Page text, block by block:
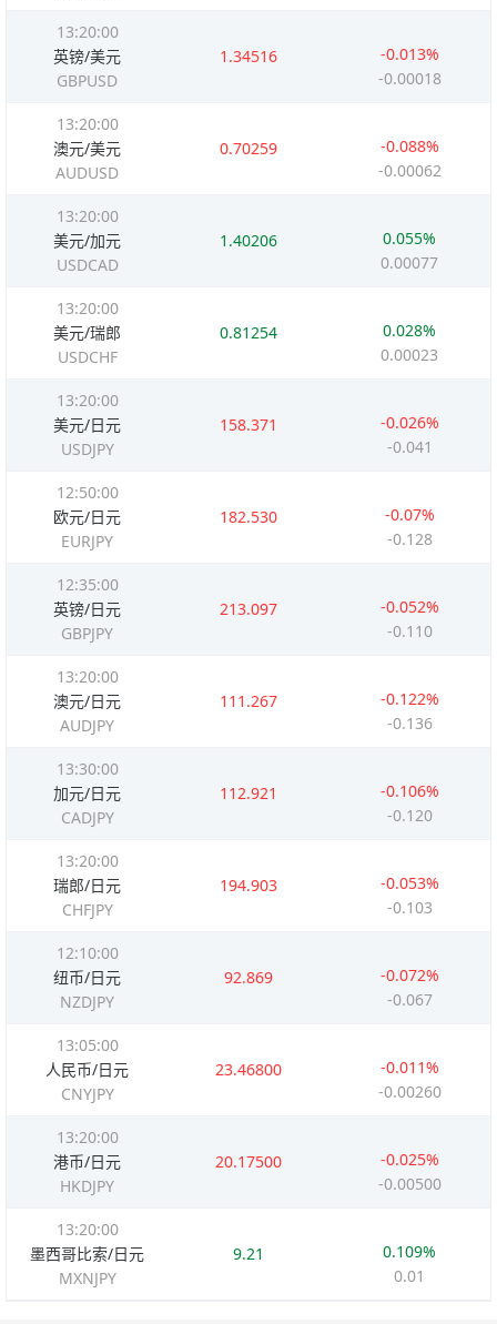
13:20:00
英镑/美元
GBPUSD
1.34516
-0.013%
-0.00018
13:20:00
澳元/美元
AUDUSD
0.70259
-0.088%
-0.00062
13:20:00
美元/加元
USDCAD
1.40206
0.055%
0.00077
13:20:00
美元/瑞郎
USDCHF
0.81254
0.028%
0.00023
13:20:00
美元/日元
USDJPY
158.371
-0.026%
-0.041
12:50:00
欧元/日元
EURJPY
182.530
-0.07%
-0.128
12:35:00
英镑/日元
GBPJPY
213.097
-0.052%
-0.110
13:20:00
澳元/日元
AUDJPY
111.267
-0.122%
-0.136
13:30:00
加元/日元
CADJPY
112.921
-0.106%
-0.120
13:20:00
瑞郎/日元
CHFJPY
194.903
-0.053%
-0.103
12:10:00
纽币/日元
NZDJPY
92.869
-0.072%
-0.067
13:05:00
人民币/日元
CNYJPY
23.46800
-0.011%
-0.00260
13:20:00
港币/日元
HKDJPY
20.17500
-0.025%
-0.00500
13:20:00
墨西哥比索/日元
MXNJPY
9.21
0.109%
0.01